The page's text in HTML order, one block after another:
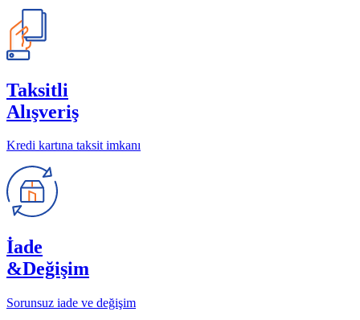
Taksitli
Alışveriş
Kredi kartına taksit imkanı
İade
&Değişim
Sorunsuz iade ve değişim